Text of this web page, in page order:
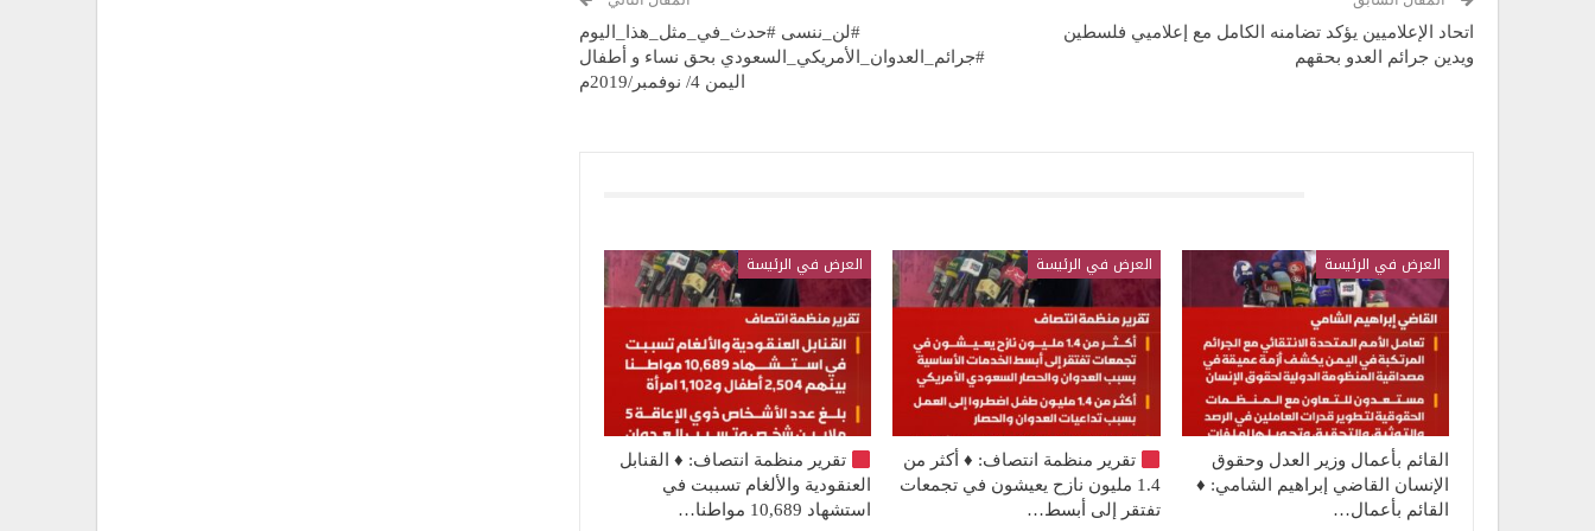
اتحاد الإعلاميين يؤكد تضامنه الكامل مع إعلاميي فلسطين
ويدين جرائم العدو بحقهم
#لن_ننسى #حدث_في_مثل_هذا_اليوم
#جرائم_العدوان_الأمريكي_السعودي بحق نساء و أطفال
اليمن 4/ نوفمبر/2019م
العرض في الرئيسة
القائم بأعمال وزير العدل وحقوق
الإنسان القاضي إبراهيم الشامي: ♦️
القائم بأعمال…
العرض في الرئيسة
تقرير منظمة انتصاف: ♦️ أكثر من
1.4 مليون نازح يعيشون في تجمعات
تفتقر إلى أبسط…
العرض في الرئيسة
تقرير منظمة انتصاف: ♦️القنابل
العنقودية والألغام تسببت في
استشهاد 10,689 مواطنا…